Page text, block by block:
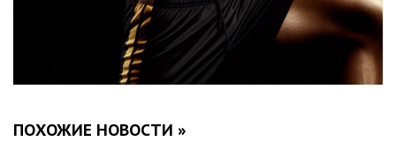
ПОХОЖИЕ НОВОСТИ »